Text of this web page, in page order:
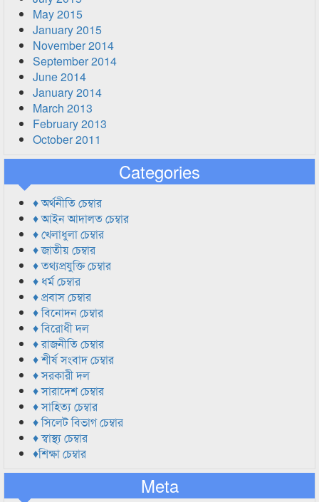
May 2015
January 2015
November 2014
September 2014
June 2014
January 2014
March 2013
February 2013
October 2011
Categories
♦ অর্থনীতি চেম্বার
♦ আইন আদালত চেম্বার
♦ খেলাধুলা চেম্বার
♦ জাতীয় চেম্বার
♦ তথ্যপ্রযুক্তি চেম্বার
♦ ধর্ম চেম্বার
♦ প্রবাস চেম্বার
♦ বিনোদন চেম্বার
♦ বিরোধী দল
♦ রাজনীতি চেম্বার
♦ শীর্ষ সংবাদ চেম্বার
♦ সরকারী দল
♦ সারাদেশ চেম্বার
♦ সাহিত্য চেম্বার
♦ সিলেট বিভাগ চেম্বার
♦ স্বাস্থ্য চেম্বার
♦শিক্ষা চেম্বার
Meta